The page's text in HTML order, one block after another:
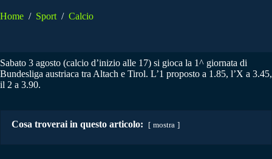
Home / Sport / Calcio
Sabato 3 agosto (calcio d’inizio alle 17) si gioca la 1^ giornata di
Bundesliga austriaca tra Altach e Tirol. L’1 proposto a 1.85, l’X a 3.45,
il 2 a 3.90.
Cosa troverai in questo articolo: mostra